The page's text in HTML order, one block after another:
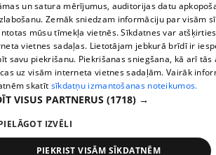
TВ-программа
Условия договора
360 Ziņu kontakti
Helio Media
Служба помощи портала: э-почта -
All rights reserved.
un satura mērījumus, auditorijas datu
Zemāk sniedzam informāciju par visām
mūsu tīmekļa vietnēs. Sīkdatnes var
vietnes sadaļas. Lietotājam jebkurā brīdī ir
savu piekrišanu. Piekrišanas sniegšana, kā arī
uz visām interneta vietnes sadaļām. Vairāk
skatīt sīkdatņu izmantošanas noteikumos.
VISUS PARTNERUS (1718) →
IZVĒLI
PIEKRIST VISĀM SĪKDATNĒM